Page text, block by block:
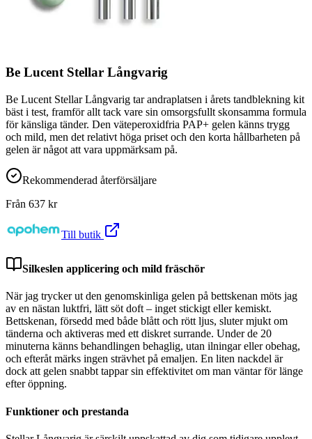
Be Lucent Stellar Långvarig
Be Lucent Stellar Långvarig tar andraplatsen i årets tandblekning kit
bäst i test, framför allt tack vare sin omsorgsfullt skonsamma formula
för känsliga tänder. Den väteperoxidfria PAP+ gelen känns trygg
och mild, men det relativt höga priset och den korta hållbarheten på
gelen är något att vara uppmärksam på.
Rekommenderad återförsäljare
Från 637 kr
Till butik
Silkeslen applicering och mild fräschör
När jag trycker ut den genomskinliga gelen på bettskenan möts jag
av en nästan luktfri, lätt söt doft – inget stickigt eller kemiskt.
Bettskenan, försedd med både blått och rött ljus, sluter mjukt om
tänderna och aktiveras med ett diskret surrande. Under de 20
minuterna känns behandlingen behaglig, utan ilningar eller obehag,
och efteråt märks ingen strävhet på emaljen. En liten nackdel är
dock att gelen snabbt tappar sin effektivitet om man väntar för länge
efter öppning.
Funktioner och prestanda